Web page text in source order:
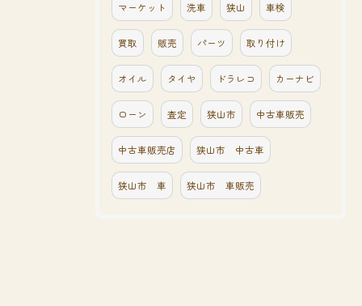
マーケット 洗車 狭山 車検
買取 販売 パーツ 取り付け
オイル タイヤ ドラレコ カーナビ
ローン 査定 狭山市 中古車販売
中古車販売店 狭山市 中古車
狭山市 車 狭山市 車販売